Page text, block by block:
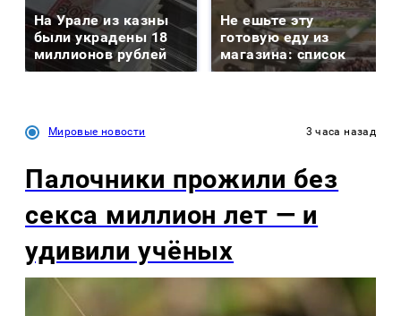
На Урале из казны
были украдены 18
миллионов рублей
Не ешьте эту
готовую еду из
магазина: список
Мировые новости 3 часа назад
Палочники прожили без
секса миллион лет — и
удивили учёных